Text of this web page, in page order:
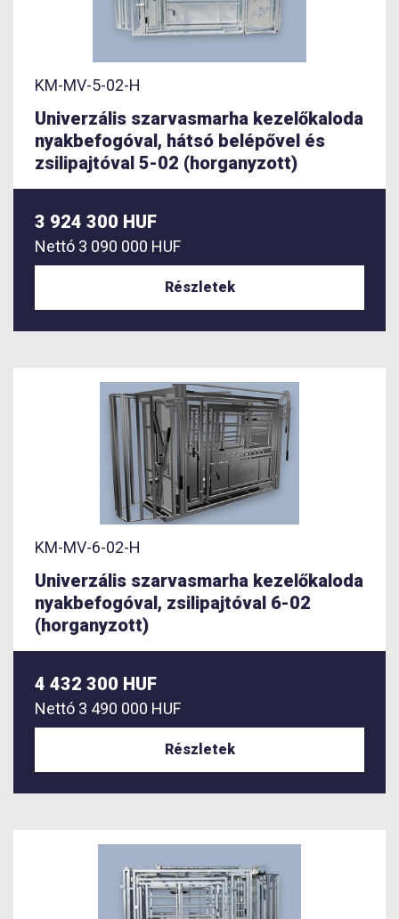
KM-MV-5-02-H
Univerzális szarvasmarha kezelőkaloda
nyakbefogóval, hátsó belépővel és
zsilipajtóval 5-02 (horganyzott)
3 924 300 HUF
Nettó 3 090 000 HUF
Részletek
KM-MV-6-02-H
Univerzális szarvasmarha kezelőkaloda
nyakbefogóval, zsilipajtóval 6-02
(horganyzott)
4 432 300 HUF
Nettó 3 490 000 HUF
Részletek